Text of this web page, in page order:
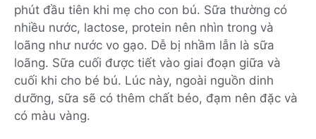
phút đầu tiên khi mẹ cho con bú. Sữa thường có
nhiều nước, lactose, protein nên nhìn trong và
loãng như nước vo gạo. Dễ bị nhầm lẫn là sữa
loãng. Sữa cuối được tiết vào giai đoạn giữa và
cuối khi cho bé bú. Lúc này, ngoài nguồn dinh
dưỡng, sữa sẽ có thêm chất béo, đạm nên đặc và
có màu vàng.